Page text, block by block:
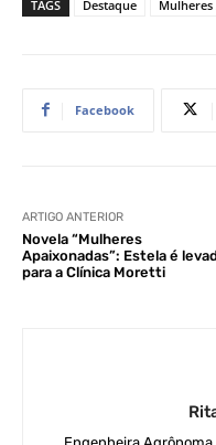
TAGS Destaque Mulheres
Facebook
ARTIGO ANTERIOR
Novela “Mulheres
Apaixonadas”: Estela é
para a Clínica Moretti